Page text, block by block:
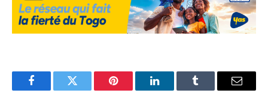
FacebookTwitter Pinterest LinkedInTumblr Email